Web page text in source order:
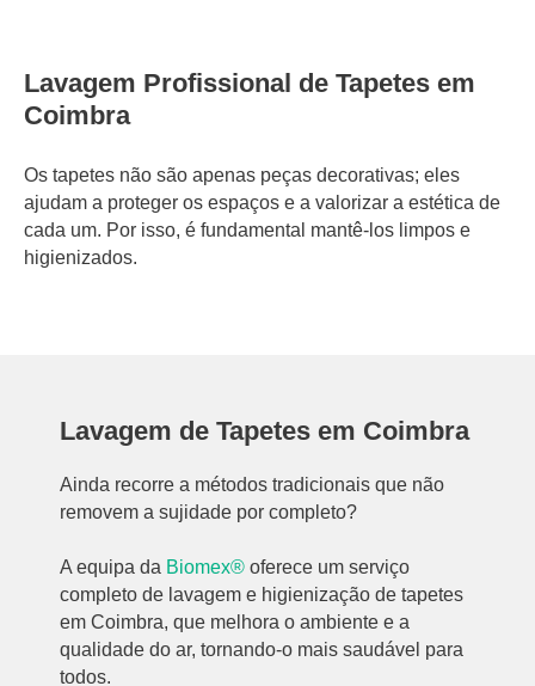
Lavagem Profissional de Tapetes em
Coimbra
Os tapetes não são apenas peças decorativas; eles
ajudam a proteger os espaços e a valorizar a estética de
cada um. Por isso, é fundamental mantê-los limpos e
higienizados.
Lavagem de Tapetes em Coimbra
Ainda recorre a métodos tradicionais que não
removem a sujidade por completo?
A equipa da Biomex® oferece um serviço
completo de lavagem e higienização de tapetes
em Coimbra, que melhora o ambiente e a
qualidade do ar, tornando-o mais saudável para
todos.